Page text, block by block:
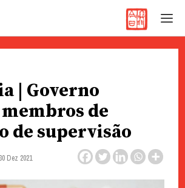
| Governo
de
de supervisão
30 Dez 2021